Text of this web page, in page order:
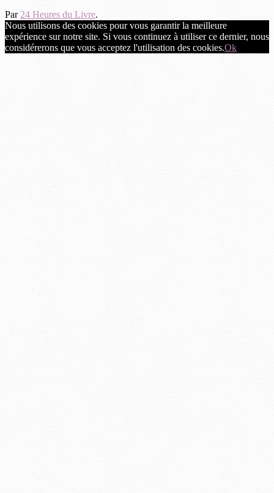
Par 24 Heures du Livre.
Nous utilisons des cookies pour vous garantir la meilleure
expérience sur notre site. Si vous continuez à utiliser ce dernier, nous
considérerons que vous acceptez l'utilisation des cookies.Ok